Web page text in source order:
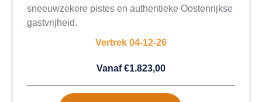
sneeuwzekere pistes en authentieke Oostenrijkse
gastvrijheid.
Vertrek 04-12-26
Vanaf €1.823,00